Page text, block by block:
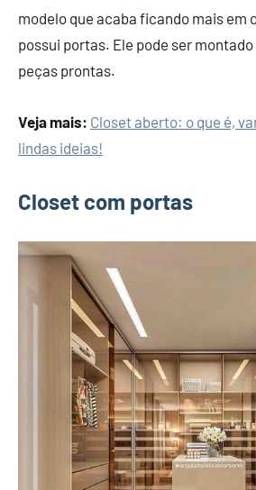
modelo que acaba ficando mais em
possui portas. Ele pode ser
peças prontas.
Veja mais: Closet aberto: o que é,
lindas ideias!
Closet com portas